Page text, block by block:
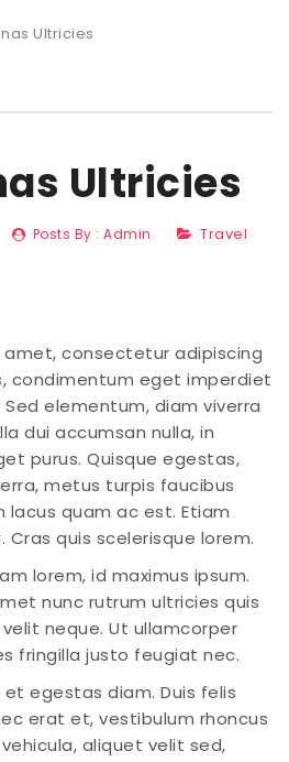
Ultricies
Ultricies
Posts By :Admin Travel
amet, consectetur adipiscing
condimentum eget imperdiet
elementum, diam viverra
dui accumsan nulla, in
purus. Quisque egestas,
metus turpis faucibus
quam ac est. Etiam
quis scelerisque lorem.
lorem, id maximus ipsum.
nunc rutrum ultricies quis
neque. Ut ullamcorper
fringilla justo feugiat nec.
egestas diam. Duis felis
erat et, vestibulum rhoncus
aliquet velit sed,